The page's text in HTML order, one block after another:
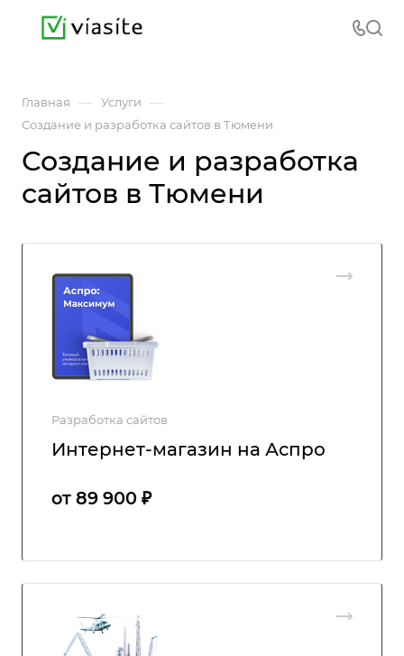
Главная — Услуги —
Создание и разработка сайтов в Тюмени
Создание и разработка
сайтов в Тюмени
Разработка сайтов
Интернет-магазин на Аспро
от 89 900 ₽